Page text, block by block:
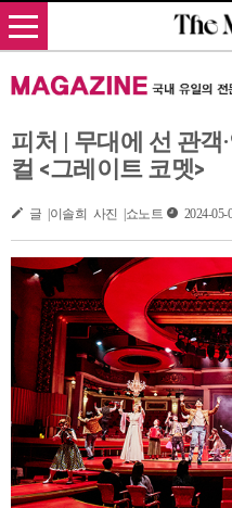
피처 | 무대에 선 관객
컬 <그레이트 코멧>
글 |이솔희 사진 |쇼노트 2024-05-